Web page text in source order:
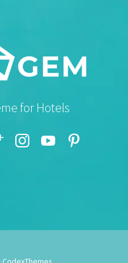
for Hotels